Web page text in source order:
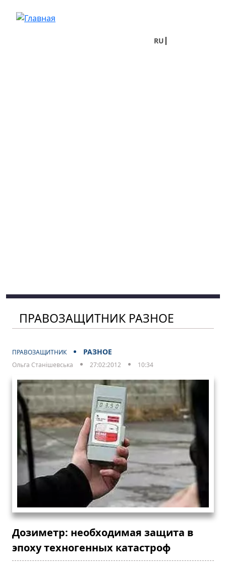
RU
ПРАВОЗАЩИТНИК РАЗНОЕ
ПРАВОЗАЩИТНИК РАЗНОЕ
Ольга Станішевська 27:02:2012 10:34
Дозиметр: необходимая защита в
эпоху техногенных катастроф